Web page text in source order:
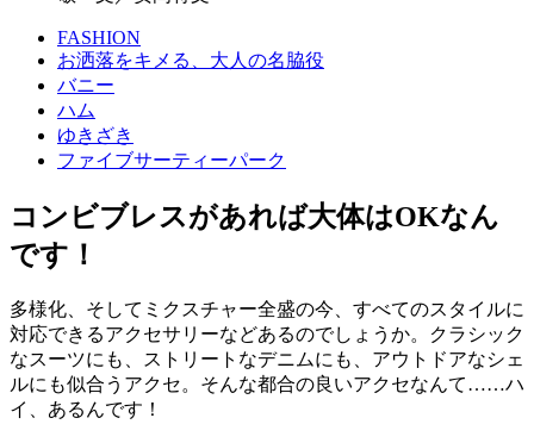
FASHION
お洒落をキメる、大人の名脇役
バニー
ハム
ゆきざき
ファイブサーティーパーク
コンビブレスがあれば大体はOKなん
です！
多様化、そしてミクスチャー全盛の今、すべてのスタイルに
対応できるアクセサリーなどあるのでしょうか。クラシック
なスーツにも、ストリートなデニムにも、アウトドアなシェ
ルにも似合うアクセ。そんな都合の良いアクセなんて……ハ
イ、あるんです！